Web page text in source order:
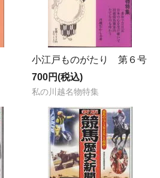
小江戸ものがたり 第６号
700円(税込)
私の川越名物特集